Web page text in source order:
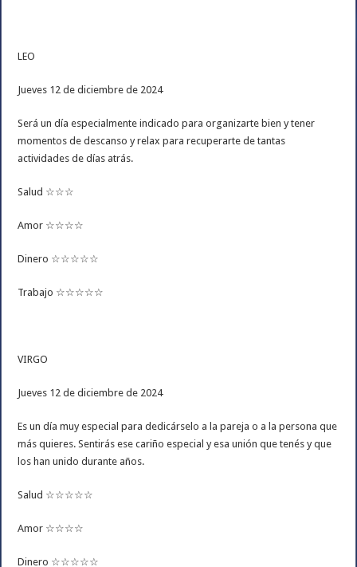
LEO
Jueves 12 de diciembre de 2024
Será un día especialmente indicado para organizarte bien y tener
momentos de descanso y relax para recuperarte de tantas
actividades de días atrás.
Salud ☆☆☆
Amor ☆☆☆☆
Dinero ☆☆☆☆☆
Trabajo ☆☆☆☆☆
VIRGO
Jueves 12 de diciembre de 2024
Es un día muy especial para dedicárselo a la pareja o a la persona que
más quieres. Sentirás ese cariño especial y esa unión que tenés y que
los han unido durante años.
Salud ☆☆☆☆☆
Amor ☆☆☆☆
Dinero ☆☆☆☆☆